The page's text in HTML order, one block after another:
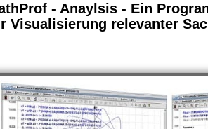
- Anaylsis - Ein
Visualisierung relevanter